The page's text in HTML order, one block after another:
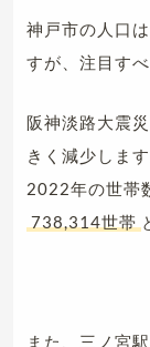
神戸市の人口
すが、注目す
阪神淡路大震
きく減少しま
2022年の世帯
738,314世帯
また、三ノ宮